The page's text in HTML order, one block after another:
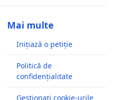
Mai multe
Inițiază o petiție
Politică de
confidențialitate
Gestionați cookie-urile